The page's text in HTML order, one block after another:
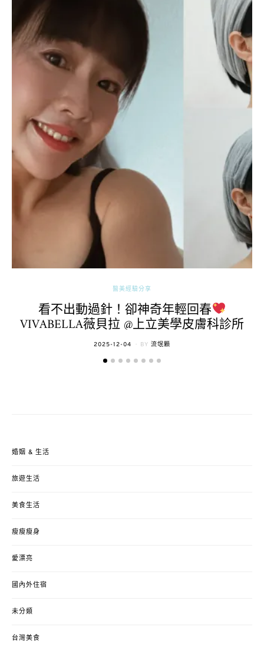
醫美經驗分享
看不出動過針！卻神奇年輕回春
VIVABELLA薇貝拉 @上立美學皮膚科診所
POSTED
2025-12-04 BY 流氓顆
婚姻 & 生活
旅遊生活
美食生活
瘦瘦瘦身
愛漂亮
國內外住宿
未分類
台灣美食